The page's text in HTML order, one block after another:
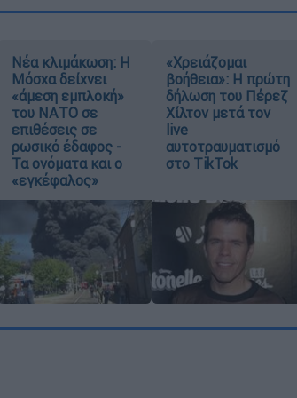
Νέα κλιμάκωση: Η
Μόσχα δείχνει
«άμεση εμπλοκή»
του ΝΑΤΟ σε
επιθέσεις σε
ρωσικό έδαφος -
Τα ονόματα και ο
«εγκέφαλος»
«Χρειάζομαι
βοήθεια»: Η πρώτη
δήλωση του Πέρεζ
Χίλτον μετά τον
live
αυτοτραυματισμό
στο TikTok